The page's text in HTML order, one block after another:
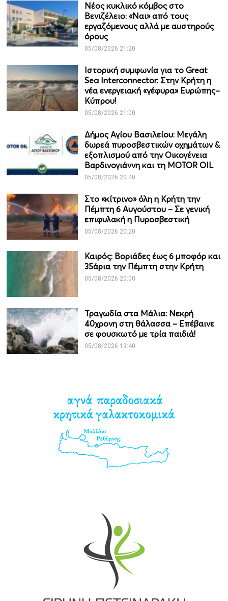
Νέος κυκλικό κόμβος στο
Βενιζέλειο: «Ναι» από τους
εργαζόμενους αλλά με αυστηρούς
όρους
05/08/2026 21:20
Ιστορική συμφωνία για το Great
Sea Interconnector: Στην Κρήτη η
νέα ενεργειακή «γέφυρα» Ευρώπης–
Κύπρου!
05/08/2026 21:00
Δήμος Αγίου Βασιλείου: Μεγάλη
δωρεά πυροσβεστικών οχημάτων &
εξοπλισμού από την Οικογένεια
Βαρδινογιάννη και τη MOTOR OIL
05/08/2026 20:40
Στο «κίτρινο» όλη η Κρήτη την
Πέμπτη 6 Αυγούστου – Σε γενική
επιφυλακή η Πυροσβεστική
05/08/2026 20:20
Καιρός: Βοριάδες έως 6 μποφόρ και
35άρια την Πέμπτη στην Κρήτη
05/08/2026 20:00
Τραγωδία στα Μάλια: Νεκρή
40χρονη στη θάλασσα – Επέβαινε
σε φουσκωτό με τρία παιδιά!
05/08/2026 19:40